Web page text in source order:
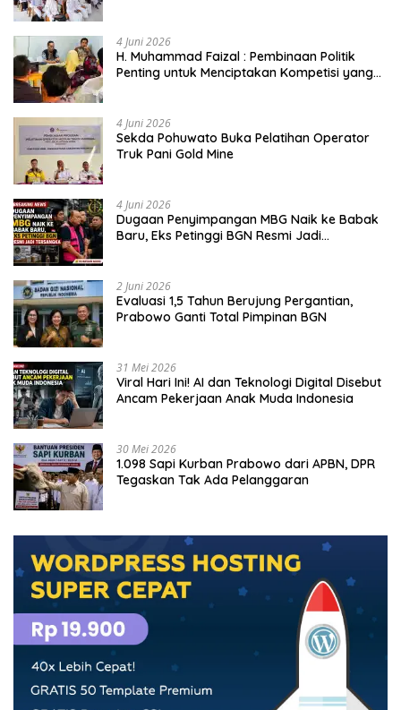
4 Juni 2026
H. Muhammad Faizal : Pembinaan Politik
Penting untuk Menciptakan Kompetisi yang
4 Juni 2026
Sekda Pohuwato Buka Pelatihan Operator
Truk Pani Gold Mine
4 Juni 2026
Dugaan Penyimpangan MBG Naik ke Babak
Baru, Eks Petinggi BGN Resmi Jadi
2 Juni 2026
Evaluasi 1,5 Tahun Berujung Pergantian,
Prabowo Ganti Total Pimpinan BGN
31 Mei 2026
Viral Hari Ini! AI dan Teknologi Digital Disebut
Ancam Pekerjaan Anak Muda Indonesia
30 Mei 2026
1.098 Sapi Kurban Prabowo dari APBN, DPR
Tegaskan Tak Ada Pelanggaran